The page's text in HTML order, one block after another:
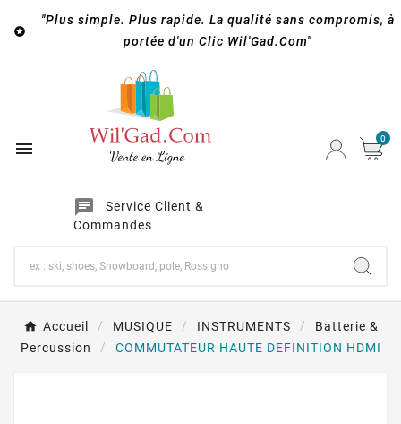

"Plus simple. Plus rapide. La qualité sans compromis, à
portée d'un Clic Wil'Gad.Com"

chat
Service Client &
Commandes
0
Accueil MUSIQUE INSTRUMENTS
Batterie &
Percussion
COMMUTATEUR HAUTE DEFINITION HDMI